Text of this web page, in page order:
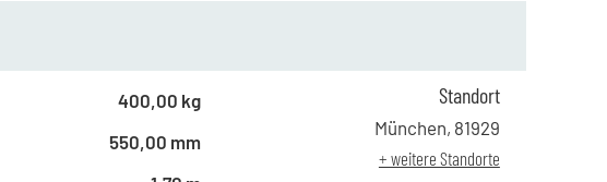
400,00 kg
550,00 mm
ab 4 Tagen
ab 10 Tagen
Standort
München, 81929
+ weitere Standorte